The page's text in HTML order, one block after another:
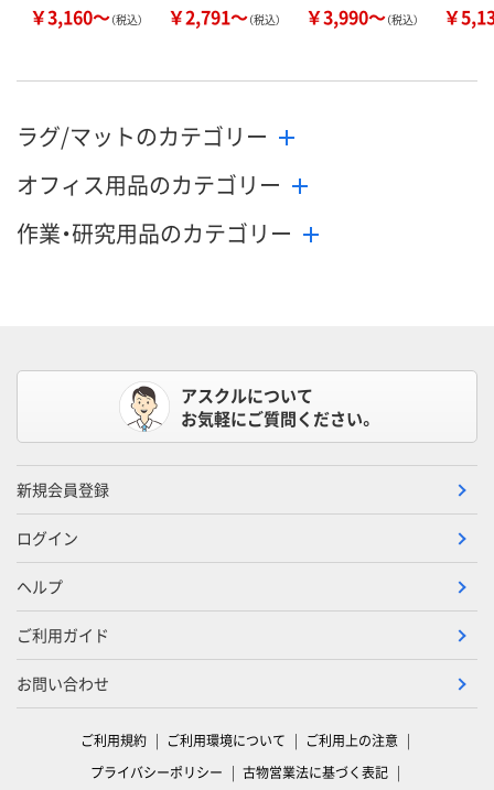
￥3,160～（税込） ￥2,791～（税込） ￥3,990～（税込） ￥
ラグ/マットのカテゴリー
オフィス用品のカテゴリー
作業・研究用品のカテゴリー
アスクルについて
お気軽にご質問ください。
新規会員登録
ログイン
ヘルプ
ご利用ガイド
お問い合わせ
ご利用規約 ご利用環境について
ご利用上の注意
プライバシーポリシー
古物営業法に基づく表記